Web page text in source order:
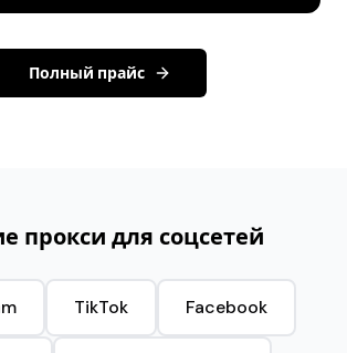
Полный прайс
прокси для соцсетей
TikTok Facebook